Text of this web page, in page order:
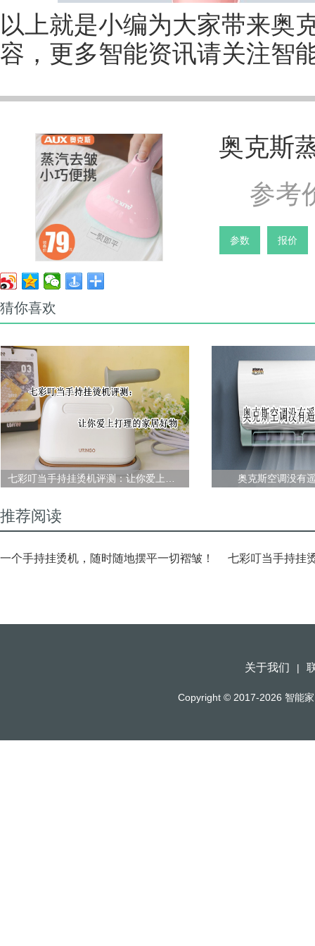
以上就是小编为大家带来奥
容，更多智能资讯请关注智
奥克斯
参考
参数 报价
猜你喜欢
奥克斯空调没有
推荐阅读
一个手持挂烫机，随时随地摆平一切褶皱！ 七彩叮当手持挂
关于我们 |
Copyright © 2017-2026 智能